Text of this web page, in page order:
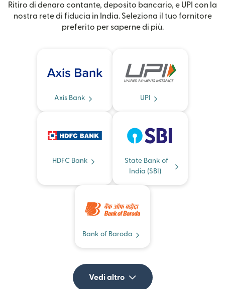
Ritiro di denaro contante, deposito bancario, e UPI con la
nostra rete di fiducia in India. Seleziona il tuo fornitore
preferito per saperne di più.
Axis Bank UPI
HDFC Bank
State Bank of
India (SBI)
Bank of Baroda
Vedi altro